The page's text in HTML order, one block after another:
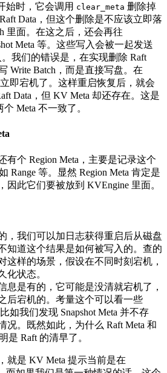
始时，它会调用 clear_meta 删除掉
Data，但这个删除是不应该立即落
里面。在这之后，还会再往
Meta 等。这些写入会被一起发送
我们的错误是，在实现删除 Raft
Write Batch，而是直接写盘。在
即宕机了。这样重启恢复后，就会
Data，但 KV Meta 却还存在。这是
Meta 不一致了。
有个 Region Meta，主要是记录这个
Range 等。显然 Region Meta 肯定是
因此它们要被放到 KVEngine 里面。
，我们可以加日志获得重启后从磁盘
知道这个结果是如何被写入的。查的
这样的场景，假设在不同时刻宕机，
化状态。
息是有的，它可能是没清就宕机了，
后宕机的。考量这个可以看一些
如我们发现 Snapshot Meta 并不存
况。既然如此，为什么 Raft Meta 和
是 Raft 的清早了。
就是 KV Meta 提示当前是在